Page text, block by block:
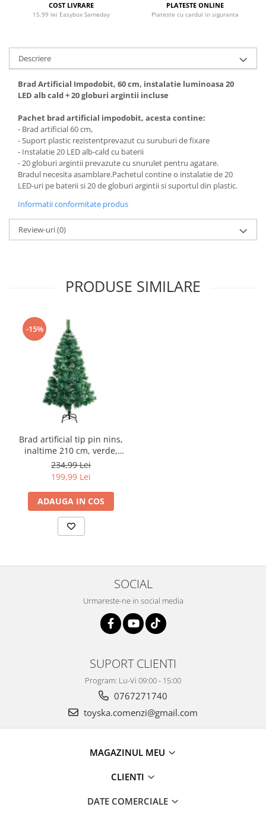
COST LIVRARE
15.99 lei Easybox Sameday
PLATESTE ONLINE
Plateste cu cardul in siguranta
Descriere
Brad Artificial Impodobit, 60 cm, instalatie luminoasa 20
LED alb cald + 20 globuri argintii incluse
Pachet brad artificial impodobit, acesta contine:
- Brad artificial 60 cm,
- Suport plastic rezistentprevazut cu suruburi de fixare
- Instalatie 20 LED alb-cald cu baterii
- 20 globuri argintii prevazute cu snurulet pentru agatare.
Bradul necesita asamblare.Pachetul contine o instalatie de 20
LED-uri pe baterii si 20 de globuri argintii si suportul din plastic.
Informatii conformitate produs
Review-uri(0)
PRODUSE SIMILARE
-15%
Brad artificial tip pin nins,
inaltime 210 cm, verde,
suport metalic inclus
234,99 Lei
199,99 Lei
ADAUGA IN COS
SOCIAL
Urmareste-ne in social media
SUPORT CLIENTI
Program: Lu-Vi 09:00 - 15:00
0767271740
toyska.comenzi@gmail.com
MAGAZINUL MEU
CLIENTI
DATE COMERCIALE